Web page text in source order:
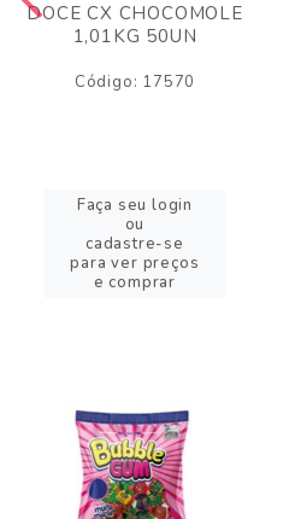
DOCE CX CHOCOMOLE
1,01KG 50UN
Código: 17570
Faça seu login
ou
cadastre-se
para ver preços
e comprar